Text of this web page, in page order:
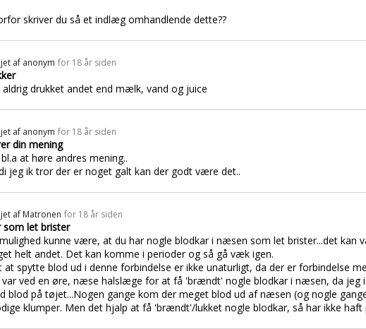
skriver du så et indlæg omhandlende dette??
af anonym for 18 år siden
aldrig drukket andet end mælk, vand og juice
af anonym for 18 år siden
din mening
at høre andres mening..
jeg ik tror der er noget galt kan der godt være det..
af Matronen for 18 år siden
som let brister
kunne være, at du har nogle blodkar i næsen som let brister...det
helt andet. Det kan komme i perioder og så gå væk igen.
at spytte blod ud i denne forbindelse er ikke unaturligt, da der er forbindelse
var ved en øre, næse halslæge for at få 'brændt' nogle blodkar i næsen, da jeg
blod på tøjet...Nogen gange kom der meget blod ud af næsen (og nogle
klumper. Men det hjalp at få 'brændt'/lukket nogle blodkar, så har ikke haft